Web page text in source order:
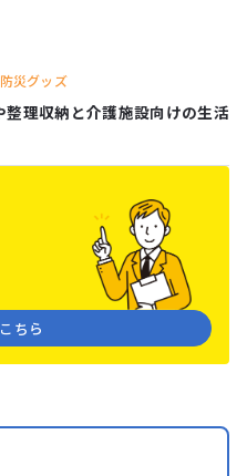
防災グッズ
理収納と介護施設向けの生活
ちら